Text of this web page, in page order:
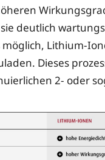
deutlich
möglich, Lithium-
Dieses
2- oder